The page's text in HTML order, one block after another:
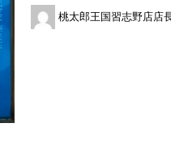
桃太郎王国習志野店店